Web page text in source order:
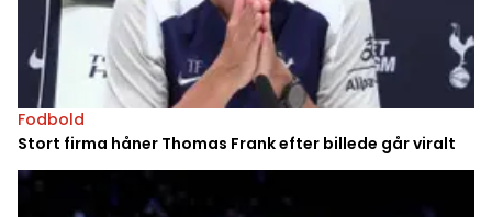
Fodbold
Stort firma håner Thomas Frank efter billede går viralt